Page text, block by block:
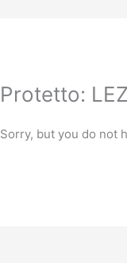
Protetto:
Sorry, but you do not